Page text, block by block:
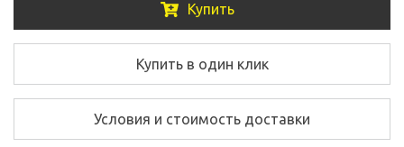
Купить
Купить в один клик
Условия и стоимость доставки